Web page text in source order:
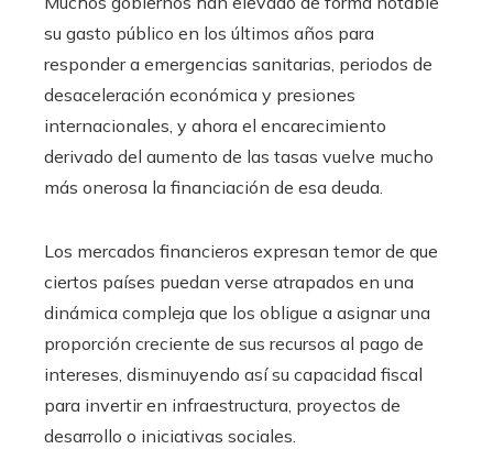
su gasto público en los últimos años para
responder a emergencias sanitarias, periodos de
desaceleración económica y presiones
internacionales, y ahora el encarecimiento
derivado del aumento de las tasas vuelve mucho
más onerosa la financiación de esa deuda.
Los mercados financieros expresan temor de que
ciertos países puedan verse atrapados en una
dinámica compleja que los obligue a asignar una
proporción creciente de sus recursos al pago de
intereses, disminuyendo así su capacidad fiscal
para invertir en infraestructura, proyectos de
desarrollo o iniciativas sociales.